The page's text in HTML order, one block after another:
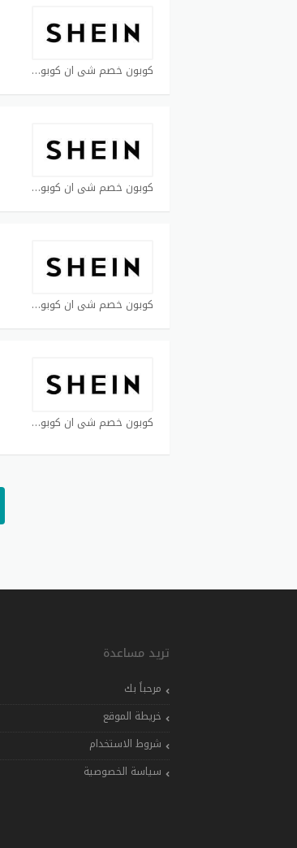
كوبون خصم شي ان كوبون
كوبون خصم شي ان كوبون
كوبون خصم شي ان كوبون
كوبون خصم شي ان كوبون
تريد مساعدة
مرحباً بك
خريطة الموقع
شروط الاستخدام
سياسة الخصوصية